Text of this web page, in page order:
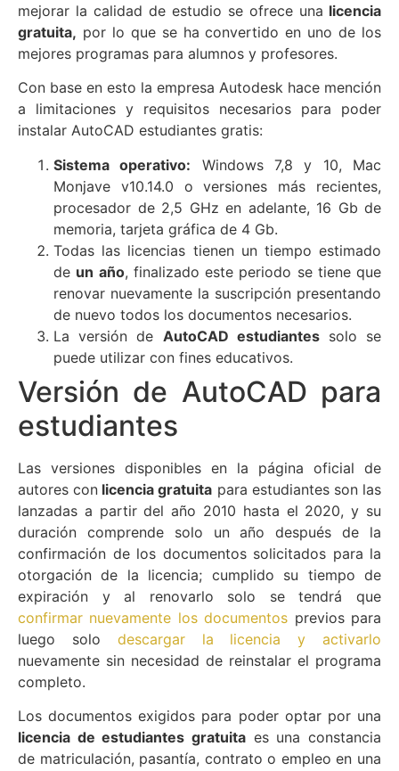
mejorar la calidad de estudio se ofrece una licencia
gratuita, por lo que se ha convertido en uno de los
mejores programas para alumnos y profesores.
Con base en esto la empresa Autodesk hace mención
a limitaciones y requisitos necesarios para poder
instalar AutoCAD estudiantes gratis:
Sistema operativo: Windows 7,8 y 10, Mac
Monjave v10.14.0 o versiones más recientes,
procesador de 2,5 GHz en adelante, 16 Gb de
memoria, tarjeta gráfica de 4 Gb.
Todas las licencias tienen un tiempo estimado
de un año, finalizado este periodo se tiene que
renovar nuevamente la suscripción presentando
de nuevo todos los documentos necesarios.
La versión de AutoCAD estudiantessolo se
puede utilizar con fines educativos.
Versión de AutoCAD para
estudiantes
Las versiones disponibles en la página oficial de
autores con licencia gratuita para estudiantes son las
lanzadas a partir del año 2010 hasta el 2020, y su
duración comprende solo un año después de la
confirmación de los documentos solicitados para la
otorgación de la licencia; cumplido su tiempo de
expiración y al renovarlo solo se tendrá que
confirmar nuevamente los documentos previos para
luego solo descargar la licencia y activarlo
nuevamente sin necesidad de reinstalar el programa
completo.
Los documentos exigidos para poder optar por una
licencia de estudiantes gratuita es una constancia
de matriculación, pasantía, contrato o empleo en una